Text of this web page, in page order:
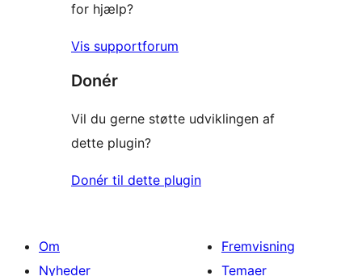
for hjælp?
Vis supportforum
Donér
Vil du gerne støtte udviklingen af
dette plugin?
Donér til dette plugin
Om
Nyheder
Fremvisning
Temaer